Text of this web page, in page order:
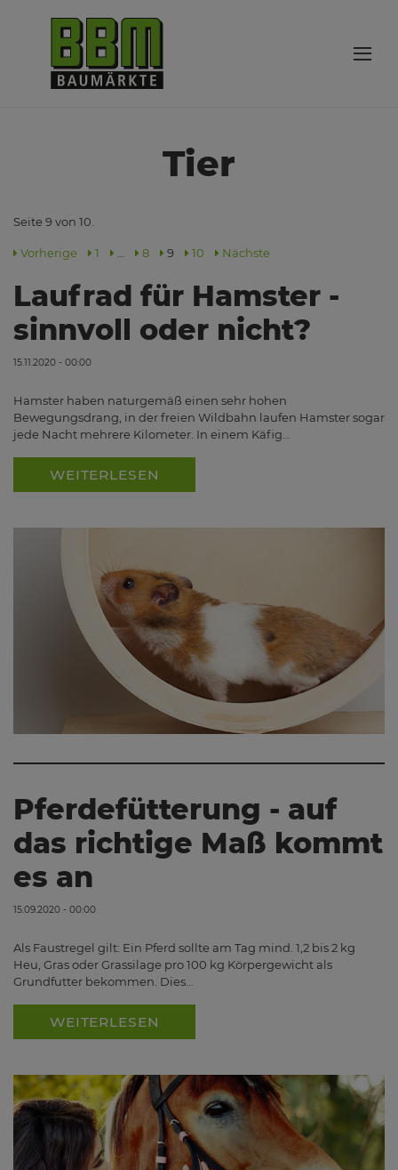
Tier
Seite 9 von 10.
Vorherige 1 8 9 10 Nächste
Laufrad für Hamster -
sinnvoll oder nicht?
15.11.2020 - 00:00
Hamster haben naturgemäß einen sehr hohen
Bewegungsdrang, in der freien Wildbahn laufen Hamster sogar
jede Nacht mehrere Kilometer. In einem Käfig…
WEITERLESEN
Pferdefütterung - auf
das richtige Maß kommt
es an
15.09.2020 - 00:00
Als Faustregel gilt: Ein Pferd sollte am Tag mind. 1,2 bis 2 kg
Heu, Gras oder Grassilage pro 100 kg Körpergewicht als
Grundfutter bekommen. Dies…
WEITERLESEN